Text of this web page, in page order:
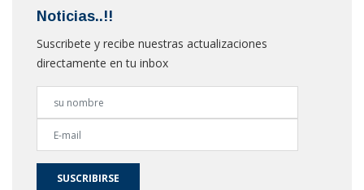
Noticias..!!
Suscribete y recibe nuestras actualizaciones
directamente en tu inbox
SUSCRIBIRSE